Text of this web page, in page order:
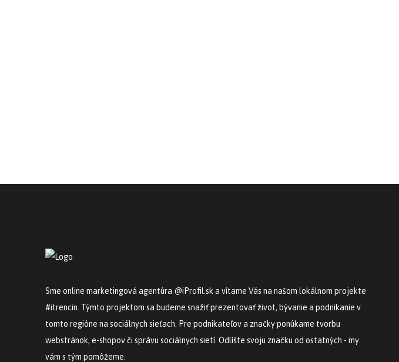
Sme online marketingová agentúra @iProfil.sk a vítame Vás na našom lokálnom projekte
#itrencin. Týmto projektom sa budeme snažiť prezentovať život, bývanie a podnikanie v
tomto regióne na sociálnych sieťach. Pre podnikateľov a značky ponúkame tvorbu
webstránok, e-shopov či správu sociálnych sietí. Odlíšte svoju značku od ostatných - my
vám s tým pomôžeme.